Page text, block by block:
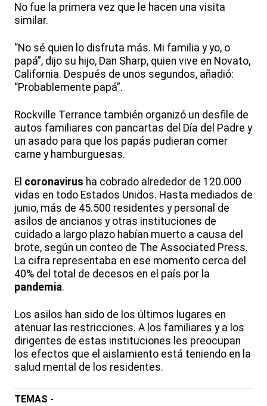
No fue la primera vez que le hacen una visita
similar.
“No sé quien lo disfruta más. Mi familia y yo, o
papá”, dijo su hijo, Dan Sharp, quien vive en Novato,
California. Después de unos segundos, añadió:
“Probablemente papá”.
Rockville Terrance también organizó un desfile de
autos familiares con pancartas del Día del Padre y
un asado para que los papás pudieran comer
carne y hamburguesas.
El coronavirus ha cobrado alrededor de 120.000
vidas en todo Estados Unidos. Hasta mediados de
junio, más de 45.500 residentes y personal de
asilos de ancianos y otras instituciones de
cuidado a largo plazo habían muerto a causa del
brote, según un conteo de The Associated Press.
La cifra representaba en ese momento cerca del
40% del total de decesos en el país por la
pandemia.
Los asilos han sido de los últimos lugares en
atenuar las restricciones. A los familiares y a los
dirigentes de estas instituciones les preocupan
los efectos que el aislamiento está teniendo en la
salud mental de los residentes.
TEMAS -